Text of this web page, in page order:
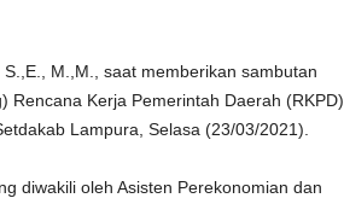
M.,M., saat memberikan sambutan
Rencana Kerja Pemerintah Daerah (RKPD)
Lampura, Selasa (23/03/2021).
diwakili oleh Asisten Perekonomian dan